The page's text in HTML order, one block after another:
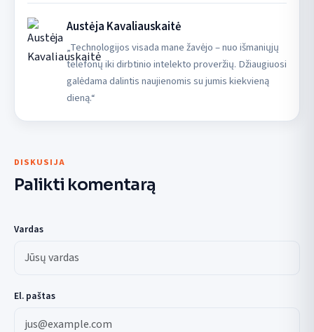
Austėja Kavaliauskaitė
„Technologijos visada mane žavėjo – nuo išmaniųjų
telefonų iki dirbtinio intelekto proveržių. Džiaugiuosi
galėdama dalintis naujienomis su jumis kiekvieną
dieną.“
DISKUSIJA
Palikti komentarą
Vardas
El. paštas